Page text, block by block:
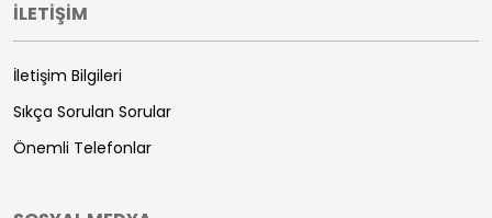
İLETİŞİM
İletişim Bilgileri
Sıkça Sorulan Sorular
Önemli Telefonlar